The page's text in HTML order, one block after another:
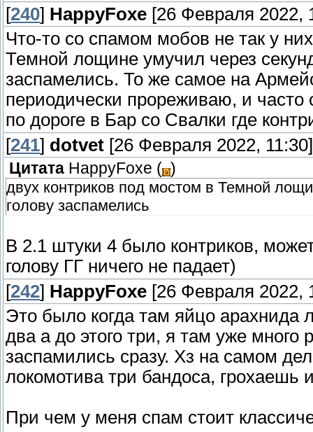
[240] HappyFoxe [26 Февраля 2022,
Что-то со спамом мобов не так у
Темной лощине умучил через
заспамелись. То же самое на
периодически прореживаю, и часто
по дороге в Бар со Свалки где
[241] dotvet [26 Февраля 2022, 11:30]
Цитата HappyFoxe ( )
двух контриков под мостом в Темной
голову заспамелись
В 2.1 штуки 4 было контриков,
голову ГГ ничего не падает)
[242] HappyFoxe [26 Февраля 2022,
Это было когда там яйцо арахнида
два а до этого три, я там уже много
заспамились сразу. Хз на самом
локомотива три бандоса, грохаешь
При чем у меня спам стоит